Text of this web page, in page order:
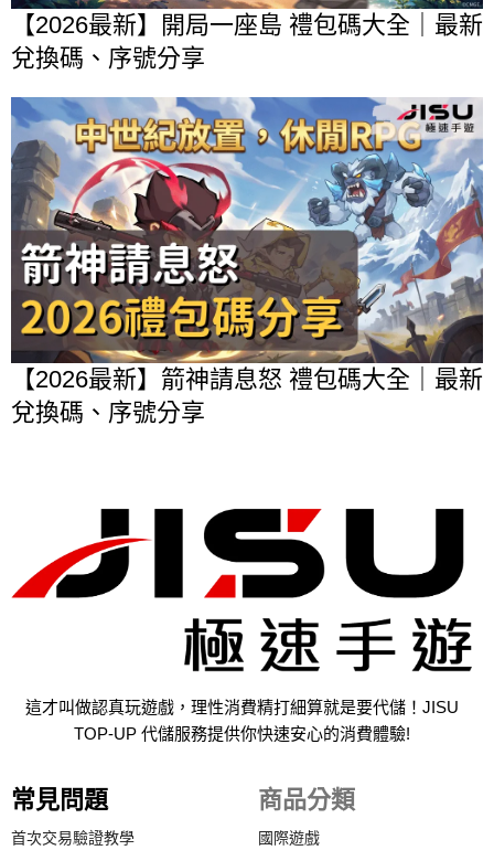
【2026最新】開局一座島 禮包碼大全｜最新
兌換碼、序號分享
【2026最新】箭神請息怒 禮包碼大全｜最新
兌換碼、序號分享
這才叫做認真玩遊戲，理性消費精打細算就是要代儲！JISU
TOP-UP 代儲服務提供你快速安心的消費體驗!
常見問題
首次交易驗證教學
商品分類
國際遊戲